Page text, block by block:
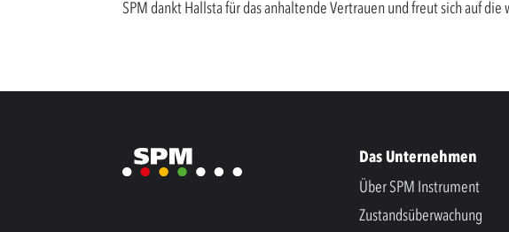
SPM dankt Hallsta für das anhaltende Vertrauen und freut sich auf
Das Unternehmen
Über SPM Instrument
Zustandsüberwachung